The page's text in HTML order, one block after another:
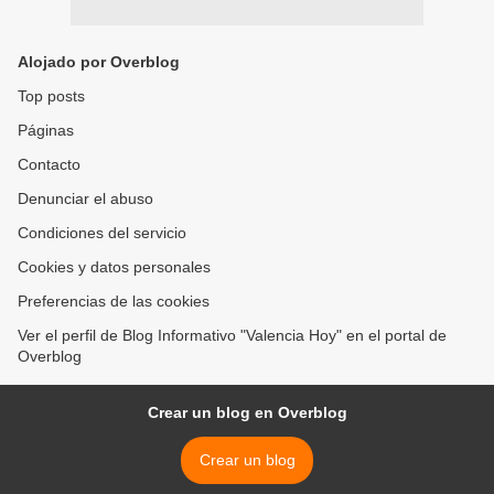
Alojado por Overblog
Top posts
Páginas
Contacto
Denunciar el abuso
Condiciones del servicio
Cookies y datos personales
Preferencias de las cookies
Ver el perfil de Blog Informativo "Valencia Hoy" en el portal de
Overblog
Crear un blog en Overblog
Crear un blog